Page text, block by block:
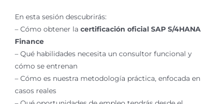
En esta sesión descubrirás:
– Cómo obtener la certificación oficial SAP S/4HANA
Finance
– Qué habilidades necesita un consultor funcional y
cómo se entrenan
– Cómo es nuestra metodología práctica, enfocada en
casos reales